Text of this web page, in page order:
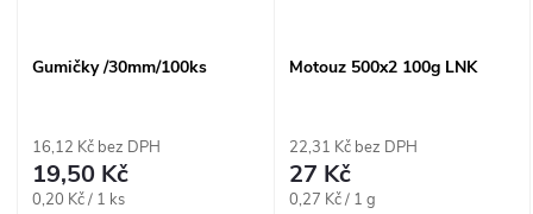
Gumičky /30mm/100ks
16,12 Kč bez DPH
19,50 Kč
Měrná
0,20 Kč / 1 ks
Motouz 500x2 100g LNK
22,31 Kč bez DPH
27 Kč
Měrná
0,27 Kč / 1 g